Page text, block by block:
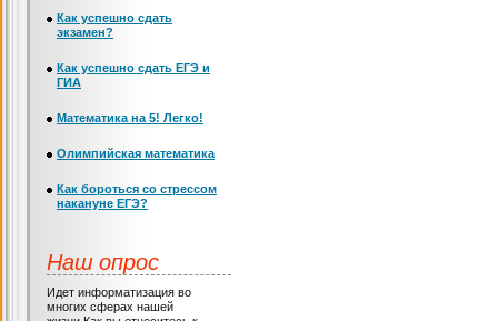
Как успешно сдать
экзамен?
Как успешно сдать ЕГЭ и
ГИА
Математика на 5! Легко!
Олимпийская математика
Как бороться со стрессом
накануне ЕГЭ?
Наш опрос
Идет информатизация во
многих сферах нашей